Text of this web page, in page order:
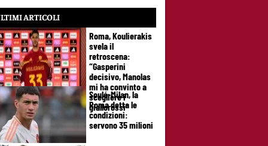
ARTICOLI
Roma, Koulierakis
svela il
retroscena:
“Gasperini
decisivo, Manolas
mi ha convinto a
scegliere i
giallorossi”
Soulé-Milan, la
Roma detta le
condizioni:
servono 35 milioni